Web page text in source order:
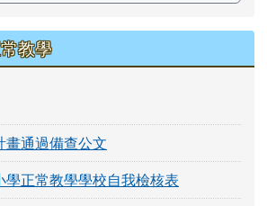
教學
畫通過備查公文
學正常教學學校自我檢核表